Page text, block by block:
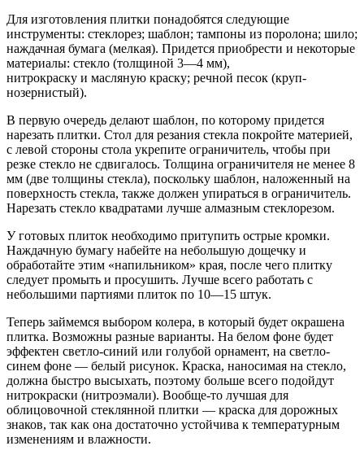
Для изготовления плитки понадобятся следующие
инструменты: стеклорез; шаблон; тампоны из пороло­на; шило;
наждачная бумага (мелкая). Придется приоб­рести и некоторые
материалы: стекло (толщиной 3—4 мм),
нитрокраску и масляную краску; речной песок (круп­
нозернистый).
В первую очередь делают шаблон, по которому придется
нарезать плитки. Стол для резания стекла по­кройте материей,
с левой стороны стола укрепите огра­ничитель, чтобы при
резке стекло не сдвигалось. Тол­щина ограничителя не менее 8
мм (две толщины стекла), поскольку шаблон, наложенный на
поверхность стекла, также должен упираться в ограничитель.
Нарезать стек­ло квадратами лучше алмазным стеклорезом.
У готовых плиток необходимо притупить острые кромки.
Наждачную бумагу набейте на небольшую дощечку и
обработайте этим «напильником» края, пос­ле чего плитку
следует промыть и просушить. Луч­ше всего работать с
небольшими партиями плиток по 10—15 штук.
Теперь займемся выбором колера, в который будет окрашена
плитка. Возможны разные варианты. На бе­лом фоне будет
эффектен светло-синий или голубой ор­намент, на светло-
синем фоне — белый рисунок. Крас­ка, наносимая на стекло,
должна быстро высыхать, по­этому больше всего подойдут
нитрокраски (нитроэма­ли). Вообще-то лучшая для
облицовочной стеклянной плитки — краска для дорожных
знаков, так как она достаточно устойчива к температурным
изменениям и влажности.